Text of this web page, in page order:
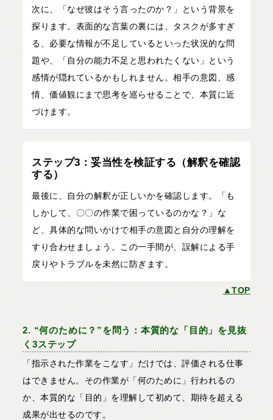
次に、「なぜ彼はそう言ったのか？」という背景を
探ります。表面的な言葉の裏には、タスクが多すぎ
る、必要な情報が不足しているといった状況的な問
題や、「自分の能力不足と思われたくない」という
感情が隠れているかもしれません。相手の意図、感
情、価値観にまで思考を巡らせることで、本質に近
づけます。
ステップ3：妥当性を検証する（解釈を確認
する）
最後に、自分の解釈が正しいかを確認します。「も
しかして、〇〇の作業で困っているのかな？」な
ど、具体的な問いかけで相手の意図と自分の理解を
すり合わせましょう。この一手間が、誤解による手
戻りやトラブルを未然に防ぎます。
▲TOP
2. “何のために？”を問う：本質的な「目的」を見抜
く3ステップ
「指示された作業をこなす」だけでは、評価される仕事
はできません。その作業が「何のために」行われるの
か、本質的な「目的」を理解して初めて、期待を超える
成果が出せるのです。